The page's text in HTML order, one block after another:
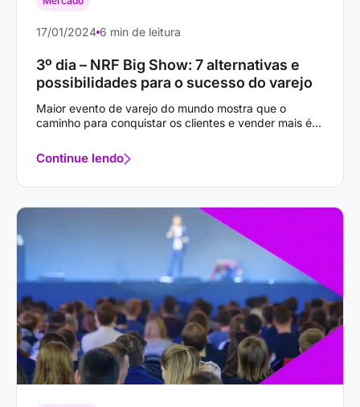
17/01/2024 6 min de leitura
3º dia – NRF Big Show: 7 alternativas e
possibilidades para o sucesso do varejo
Maior evento de varejo do mundo mostra que o
caminho para conquistar os clientes e vender mais é...
Continue lendo